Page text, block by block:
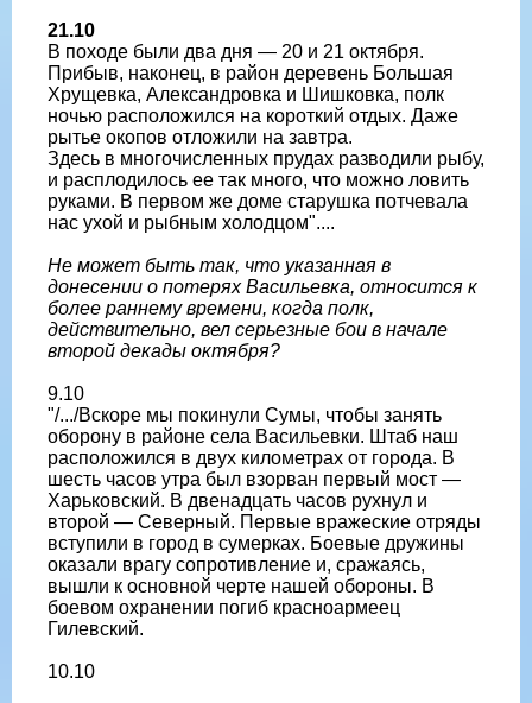
21.10
В походе были два дня — 20 и 21 октября.
Прибыв, наконец, в район деревень Большая
Хрущевка, Александровка и Шишковка, полк
ночью расположился на короткий отдых. Даже
рытье окопов отложили на завтра.
Здесь в многочисленных прудах разводили рыбу,
и расплодилось ее так много, что можно ловить
руками. В первом же доме старушка потчевала
нас ухой и рыбным холодцом"....
Не может быть так, что указанная в
донесении о потерях Васильевка, относится к
более раннему времени, когда полк,
действительно, вел серьезные бои в начале
второй декады октября?
9.10
"/.../Вскоре мы покинули Сумы, чтобы занять
оборону в районе села Васильевки. Штаб наш
расположился в двух километрах от города. В
шесть часов утра был взорван первый мост —
Харьковский. В двенадцать часов рухнул и
второй — Северный. Первые вражеские отряды
вступили в город в сумерках. Боевые дружины
оказали врагу сопротивление и, сражаясь,
вышли к основной черте нашей обороны. В
боевом охранении погиб красноармеец
Гилевский.
10.10